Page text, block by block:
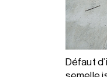
Défaut